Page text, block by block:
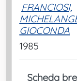
FRANCIOSI,
GIOCONDA
1985
Scheda